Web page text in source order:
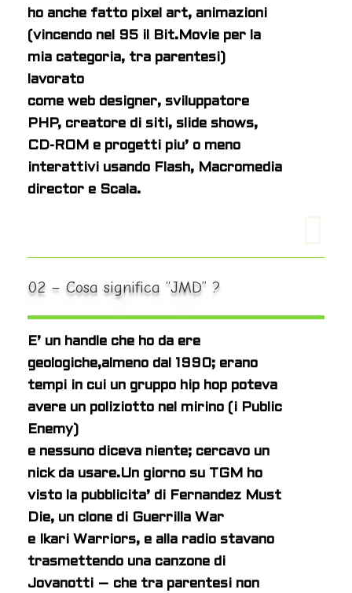
ho anche fatto pixel art, animazioni
(vincendo nel 95 il Bit.Movie per la
mia categoria, tra parentesi)
lavorato
come web designer, sviluppatore
PHP, creatore di siti, slide shows,
CD-ROM e progetti piu’ o meno
interattivi usando Flash, Macromedia
director e Scala.
02 – Cosa significa “JMD” ?
E’ un handle che ho da ere
geologiche,almeno dal 1990; erano
tempi in cui un gruppo hip hop poteva
avere un poliziotto nel mirino (i Public
Enemy)
e nessuno diceva niente; cercavo un
nick da usare.Un giorno su TGM ho
visto la pubblicita’ di Fernandez Must
Die, un clone di Guerrilla War
e Ikari Warriors, e alla radio stavano
trasmettendo una canzone di
Jovanotti – che tra parentesi non